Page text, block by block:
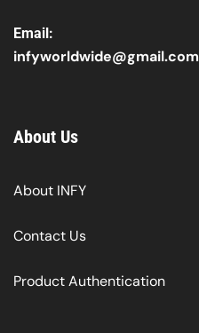
Email:
infyworldwide@gmail.com
About Us
About INFY
Contact Us
Product Authentication